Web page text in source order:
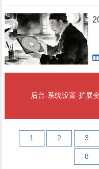
后台-系统设置-扩展
1 2 3
8